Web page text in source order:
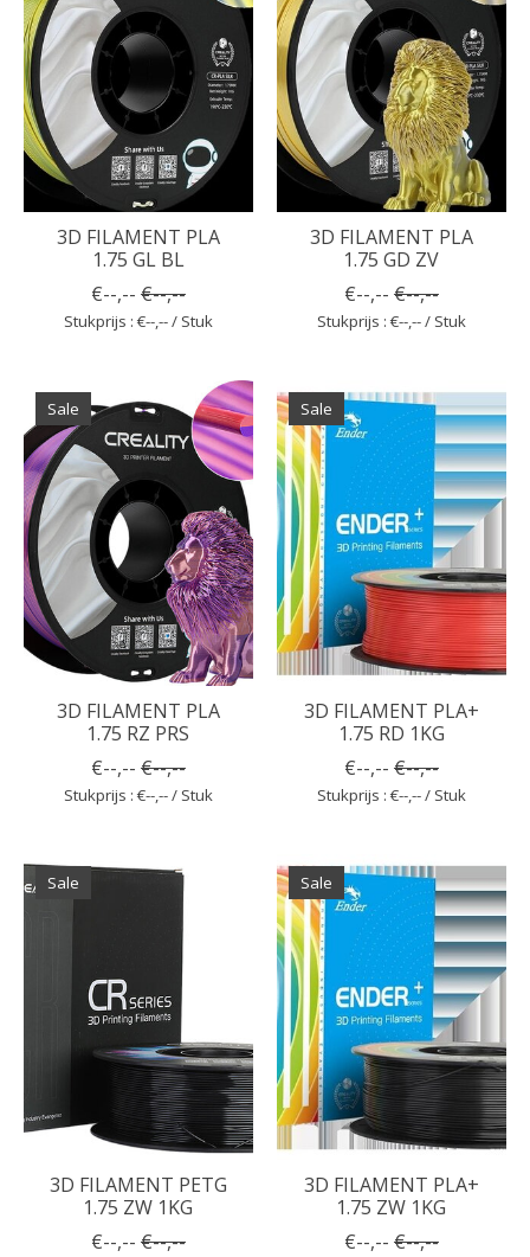
3D FILAMENT PLA
1.75 GL BL
€--,-- €--,--
Stukprijs : €--,-- / Stuk
3D FILAMENT PLA
1.75 GD ZV
€--,-- €--,--
Stukprijs : €--,-- / Stuk
Sale
3D FILAMENT PLA
1.75 RZ PRS
€--,-- €--,--
Stukprijs : €--,-- / Stuk
Sale
3D FILAMENT PLA+
1.75 RD 1KG
€--,-- €--,--
Stukprijs : €--,-- / Stuk
Sale
3D FILAMENT PETG
1.75 ZW 1KG
€--,-- €--,--
Sale
3D FILAMENT PLA+
1.75 ZW 1KG
€--,-- €--,--